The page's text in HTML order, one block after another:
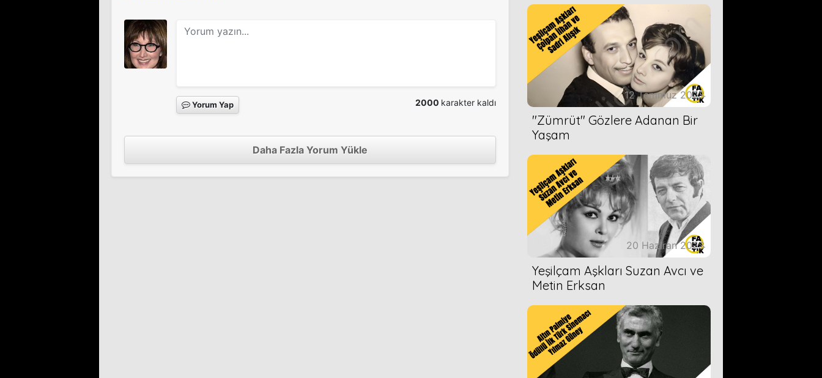
Yorum Yap 2000 karakter kaldı
Daha Fazla Yorum Yükle
ÖNERİMİZ
12 Temmuz 2023
''Zümrüt'' Gözlere Adanan Bir
Yaşam
20 Haziran 2023
Yeşilçam Aşkları Suzan Avcı ve
Metin Erksan